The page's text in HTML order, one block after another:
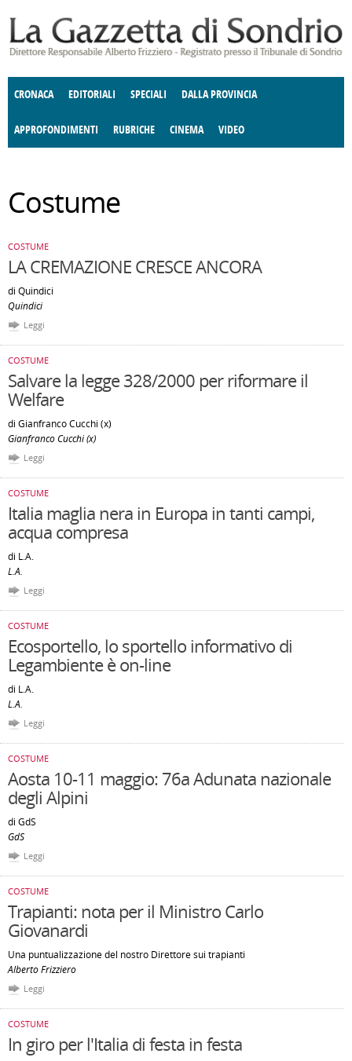
CRONACA EDITORIALI SPECIALI DALLA PROVINCIA
APPROFONDIMENTI
CULTURA E SPETTACOLI
RUBRICHE
DELLE IDEE FATTI DELLO SPIRITO
CINEMA VIDEO
Costume
COSTUME
LA CREMAZIONE CRESCE ANCORA
di Quindici
Quindici
Leggi
COSTUME
Salvare la legge 328/2000 per riformare il
Welfare
di Gianfranco Cucchi (x)
Gianfranco Cucchi (x)
Leggi
COSTUME
Italia maglia nera in Europa in tanti campi,
acqua compresa
di L.A.
L.A.
Leggi
COSTUME
Ecosportello, lo sportello informativo di
Legambiente è on-line
di L.A.
L.A.
Leggi
COSTUME
Aosta 10-11 maggio: 76a Adunata nazionale
degli Alpini
di GdS
GdS
Leggi
COSTUME
Trapianti: nota per il Ministro Carlo
Giovanardi
Una puntualizzazione del nostro Direttore sui trapianti
Alberto Frizziero
Leggi
COSTUME
In giro per l'Italia di festa in festa